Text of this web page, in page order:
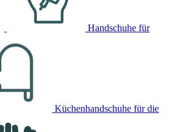
Handschuhe für
Küchenhandschuhe für die